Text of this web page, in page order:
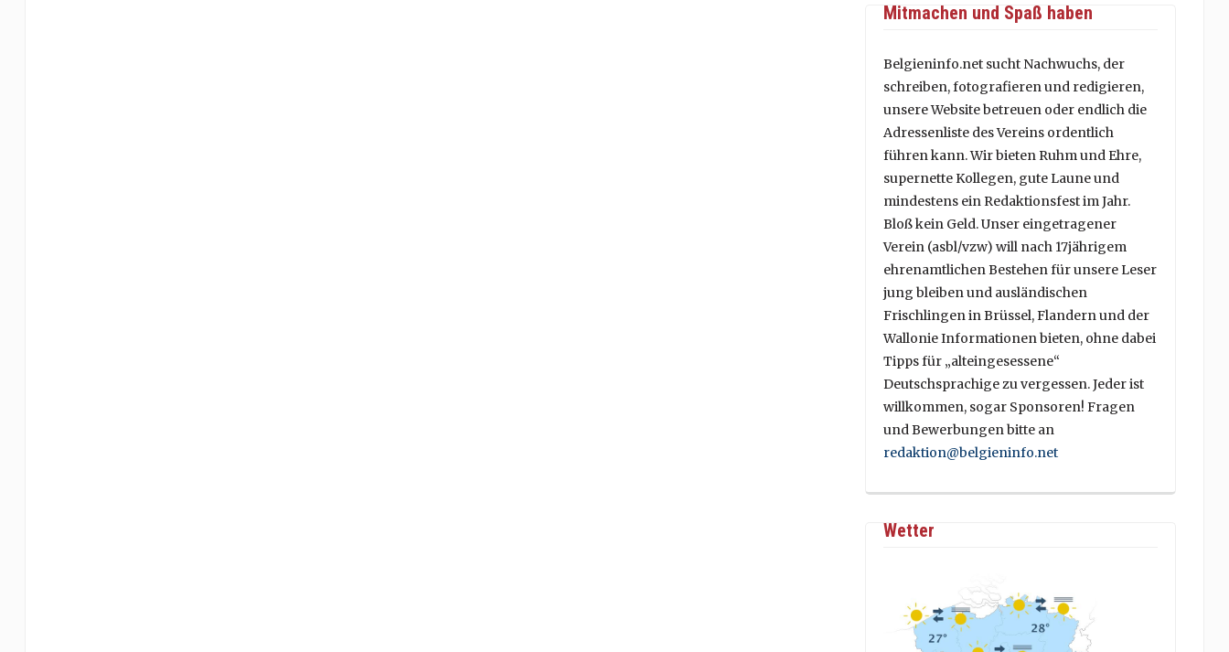
Mitmachen und Spaß haben
Belgieninfo.net sucht Nachwuchs, der
schreiben, fotografieren und redigieren,
unsere Website betreuen oder endlich die
Adressenliste des Vereins ordentlich
führen kann. Wir bieten Ruhm und Ehre,
supernette Kollegen, gute Laune und
mindestens ein Redaktionsfest im Jahr.
Bloß kein Geld. Unser eingetragener
Verein (asbl/vzw) will nach 17jährigem
ehrenamtlichen Bestehen für unsere Leser
jung bleiben und ausländischen
Frischlingen in Brüssel, Flandern und der
Wallonie Informationen bieten, ohne dabei
Tipps für „alteingesessene“
Deutschsprachige zu vergessen. Jeder ist
willkommen, sogar Sponsoren! Fragen
und Bewerbungen bitte an
redaktion@belgieninfo.net
Wetter